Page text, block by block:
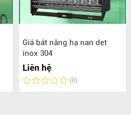
Giá bát nâng hạ nan dẹt
inox 304
Liên hệ
(0)